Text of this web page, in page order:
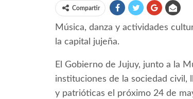
Compartir
Música, danza y actividades
la capital jujeña.
El Gobierno de Jujuy, junto a la
instituciones de la sociedad civil,
y patrióticas el próximo 24 de